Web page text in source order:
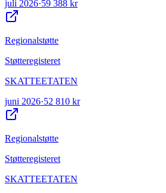
juli 2026·59 388 kr
Regionalstøtte
Støtteregisteret
SKATTEETATEN
juni 2026·52 810 kr
Regionalstøtte
Støtteregisteret
SKATTEETATEN